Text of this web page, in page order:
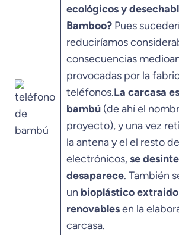
ecológicos y
Bamboo? Pues
reduciríamos
consecuencias
provocadas por la
teléfonos.La carcasa
bambú (de ahí el
proyecto), y una vez
la antena y el el resto
electrónicos,se
desaparece. También
un bioplástico
renovablesen la
carcasa.